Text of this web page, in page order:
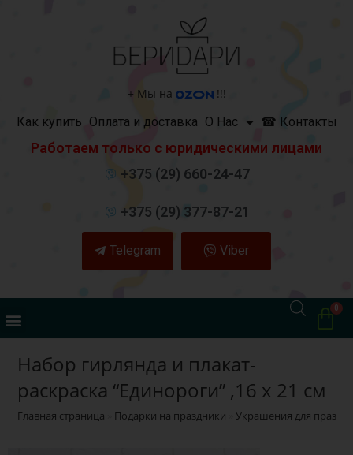
+ Мы на
!!!
Как купить Оплата и доставка О Нас ☎ Контакты
Работаем только с юридическими лицами
+375 (29) 660-24-47
+375 (29) 377-87-21
Telegram Viber
Набор гирлянда и плакат-
раскраска “Единороги” ,16 х 21 см
Главная страница Подарки на праздники Украшения для